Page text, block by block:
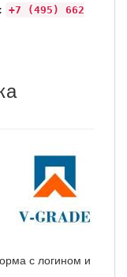
+7 (495) 662
с логином и